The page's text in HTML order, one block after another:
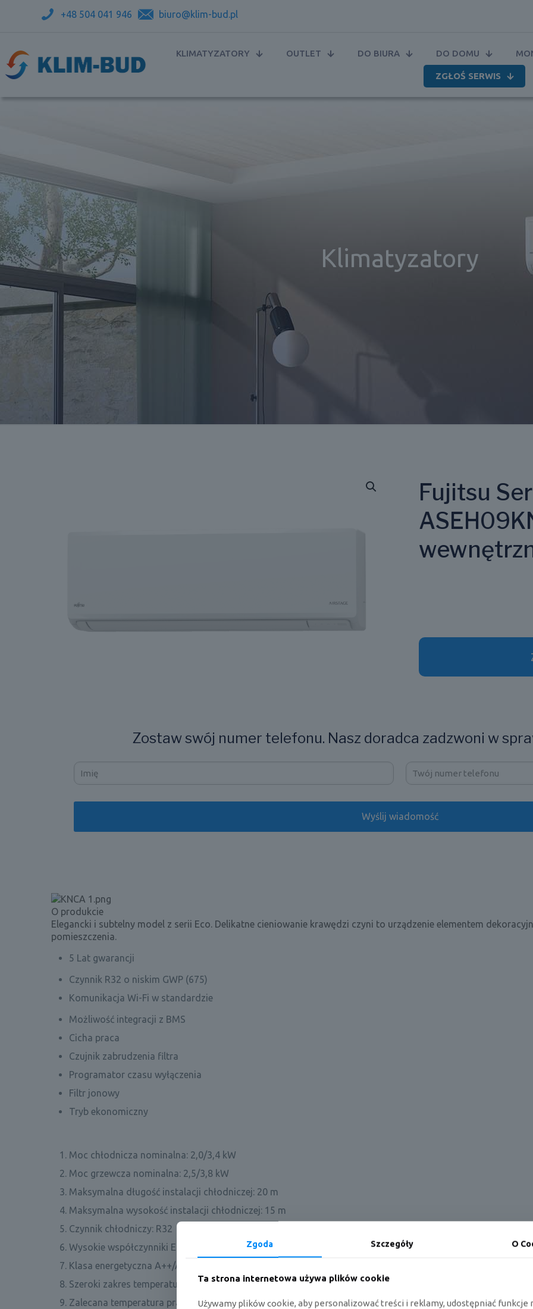
+48 504 041 946 biuro@klim-bud.pl
KLIMATYZATORY OUTLET DO BIURA DO DOMU
ZGŁOŚ SERWIS
Klimatyzatory
Fujitsu
Zostaw swój numer telefonu. Nasz doradca zadzwoni w
O produkcie
Elegancki i subtelny model z serii Eco. Delikatne cieniowanie krawędzi czyni to urządzenie elementem
pomieszczenia.
5 Lat gwarancji
Czynnik R32 o niskim GWP (675)
Komunikacja Wi-Fi w standardzie
Możliwość integracji z BMS
Cicha praca
Czujnik zabrudzenia filtra
Programator czasu wyłączenia
Filtr jonowy
Tryb ekonomiczny
Moc chłodnicza nominalna: 2,0/3,4 kW
Moc grzewcza nominalna: 2,5/3,8 kW
Maksymalna długość instalacji chłodniczej: 20 m
Maksymalna wysokość instalacji chłodniczej: 15 m
Czynnik chłodniczy: R32
Wysokie współczynniki EER / COP
Klasa energetyczna A++/A+
Szeroki zakres temperatur pracy, wydajności chłodniczej i grzewczej
Zalecana temperatura pracy dla trybu chłodzenia: - 10÷50°C
Zgoda Szczegóły O
Ta strona internetowa używa plików cookie
Używamy plików cookie, aby personalizować treści i reklamy, udostępniać funkcje